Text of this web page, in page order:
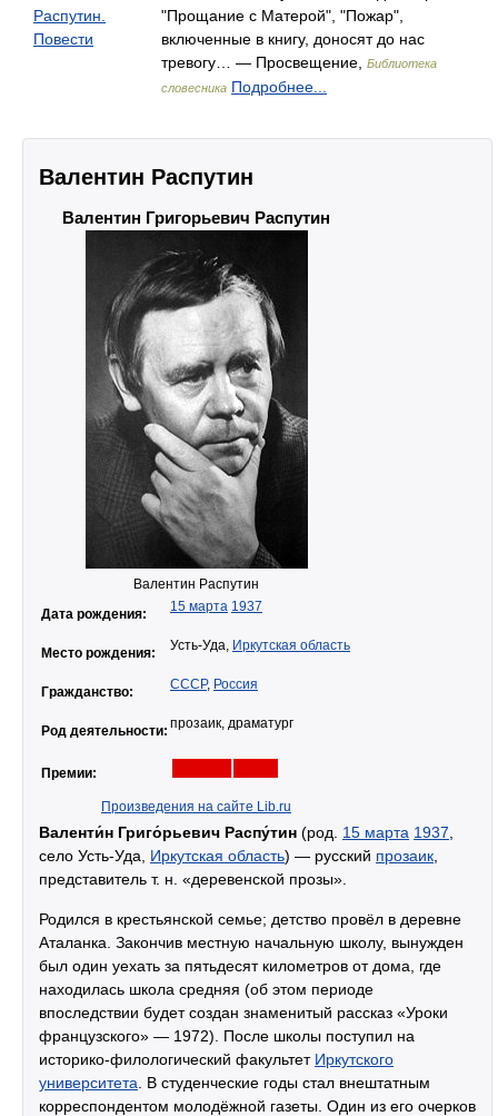
Распутин.
Повести
"Прощание с Матерой", "Пожар",
включенные в книгу, доносят до нас
тревогу… — Просвещение,
Библиотека
словесника Подробнее...
Валентин Распутин
Валентин Григорьевич Распутин
Валентин Распутин
Дата рождения:
15 марта 1937
Место рождения: Усть-Уда, Иркутская область
Гражданство: СССР, Россия
Род деятельности: прозаик, драматург
Премии:
Произведения на сайте Lib.ru
Валенти́н Григо́рьевич Распу́тин (род. 15 марта 1937
село Усть-Уда, Иркутская область) — русский прозаик
представитель т. н. «деревенской прозы».
Родился в крестьянской семье; детство провёл в деревне
Аталанка. Закончив местную начальную школу, вынужден
был один уехать за пятьдесят километров от дома, где
находилась школа средняя (об этом периоде
впоследствии будет создан знаменитый рассказ «Уроки
французского» — 1972). После школы поступил на
историко-филологический факультет Иркутского
университета . В студенческие годы стал внештатным
корреспондентом молодёжной газеты. Один из его очерков